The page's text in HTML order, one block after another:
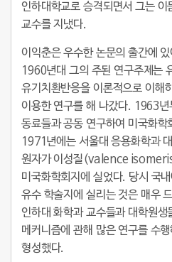
인하대학교로 승격되면서 그는
교수를 지냈다.
이익춘은 우수한 논문의 출간에
1960년대 그의 주된 연구주제는
유기치환반응을 이론적으로 이해
이용한 연구를 해 나갔다. 1963년
동료들과 공동 연구하여 미국화학
1971년에는 서울대 응용화학과
원자가 이성질(valence
미국화학회지에 실었다. 당시 국
유수 학술지에 실리는 것은 매우
인하대 화학과 교수들과 대학원생
메커니즘에 관해 많은 연구를 수
형성했다.